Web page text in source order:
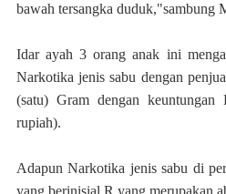
bawah tersangka duduk,"sambung
Idar ayah 3 orang anak ini
Narkotika jenis sabu dengan
(satu) Gram dengan
rupiah).
Adapun Narkotika jenis sabu di
yang berinisial R yang merupakan